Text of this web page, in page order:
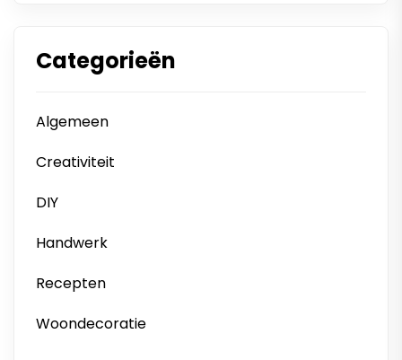
Categorieën
Algemeen
Creativiteit
DIY
Handwerk
Recepten
Woondecoratie